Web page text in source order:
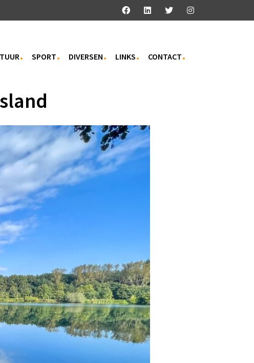
SPORT DIVERSEN LINKS CONTACT